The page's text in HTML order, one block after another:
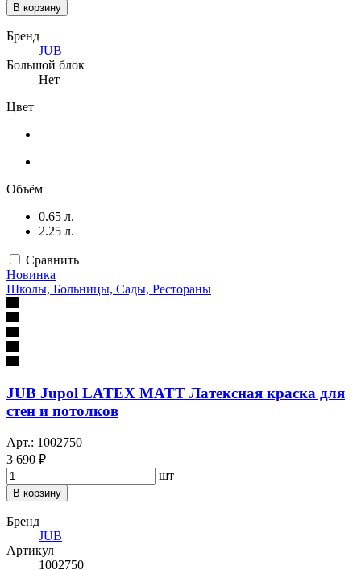
В корзину
Бренд
JUB
Большой блок
Нет
Цвет
Объём
0.65 л.
2.25 л.
Сравнить
Новинка
Школы, Больницы, Сады, Рестораны
JUB Jupol LATEX MATT Латексная краска для
стен и потолков
Арт.: 1002750
3 690 ₽
шт
В корзину
Бренд
JUB
Артикул
1002750